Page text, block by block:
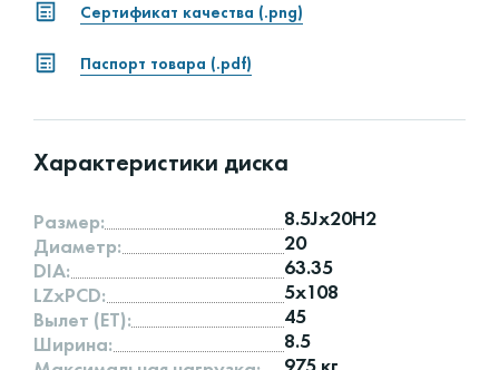
Сертификат качества (.png)
Паспорт товара (.pdf)
Характеристики диска
Размер:
8.5Jx20H2
Диаметр:
20
DIA:
63.35
LZxPCD:
5x108
Вылет (ET):
45
Ширина:
8.5